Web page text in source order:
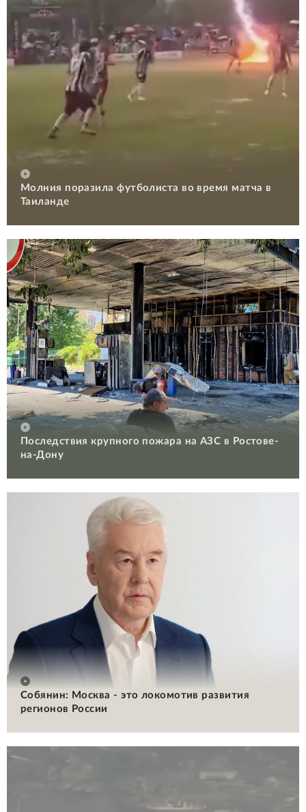
Молния поразила футболиста во время матча в
Таиланде
Последствия крупного пожара на АЗС в Ростове-
на-Дону
Собянин: Москва - это локомотив развития
регионов России